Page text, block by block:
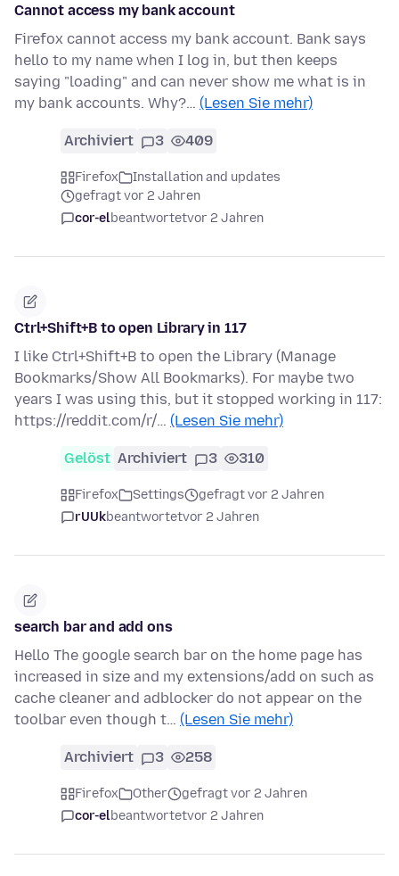
Cannot access my bank account
Firefox cannot access my bank account. Bank says
hello to my name when I log in, but then keeps
saying "loading" and can never show me what is in
my bank accounts. Why?… (Lesen Sie mehr)
Archiviert 3 409
Firefox
Installation and updates
gefragt vor 2 Jahren
cor-elbeantwortetvor 2 Jahren
Ctrl+Shift+B to open Library in 117
I like Ctrl+Shift+B to open the Library (Manage
Bookmarks/Show All Bookmarks). For maybe two
years I was using this, but it stopped working in 117:
https://reddit.com/r/… (Lesen Sie mehr)
Gelöst Archiviert 3 310
Firefox Settings
gefragt vor 2 Jahren
rUUkbeantwortetvor 2 Jahren
search bar and add ons
Hello The google search bar on the home page has
increased in size and my extensions/add on such as
cache cleaner and adblocker do not appear on the
toolbar even though t… (Lesen Sie mehr)
Archiviert 3 258
Firefox Other
gefragt vor 2 Jahren
cor-elbeantwortetvor 2 Jahren